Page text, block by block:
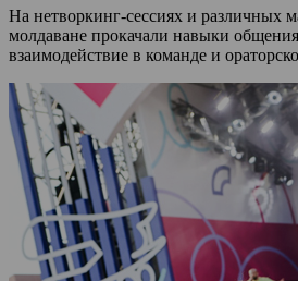
На нетворкинг-сессиях и различных
молдаване прокачали навыки
взаимодействие в команде и